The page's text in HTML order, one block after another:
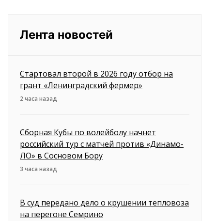
Лента новостей
Стартовал второй в 2026 году отбор на
грант «Ленинградский фермер»
2 часа назад
Сборная Кубы по волейболу начнет
российский тур с матчей против «Динамо-
ЛО» в Сосновом Бору
3 часа назад
В суд передано дело о крушении тепловоза
на перегоне Семрино